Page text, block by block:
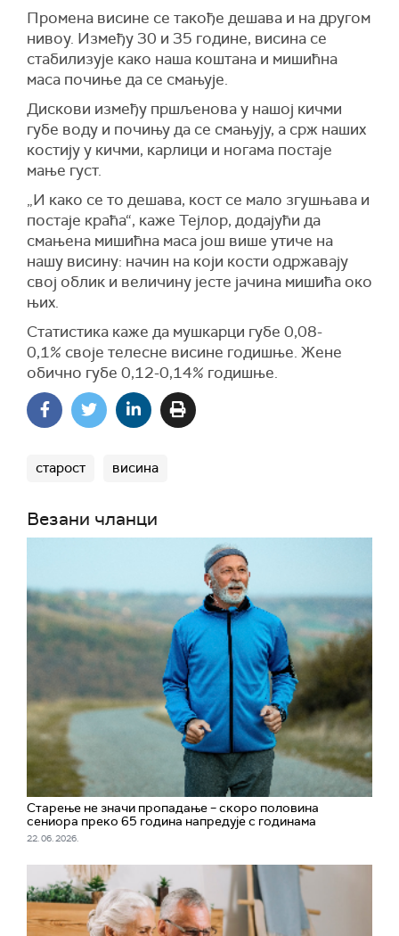
Промена висине се такође дешава и на другом
нивоу. Између 30 и 35 године, висина се
стабилизује како наша коштана и мишићна
маса почиње да се смањује.
Дискови између пршљенова у нашој кичми
губе воду и почињу да се смањују, а срж наших
костију у кичми, карлици и ногама постаје
мање густ.
„И како се то дешава, кост се мало згушњава и
постаје краћа“, каже Тејлор, додајући да
смањена мишићна маса још више утиче на
нашу висину: начин на који кости одржавају
свој облик и величину јесте јачина мишића око
њих.
Статистика каже да мушкарци губе 0,08-
0,1% своје телесне висине годишње. Жене
обично губе 0,12-0,14% годишње.
старост висина
Везани чланци
Старење не значи пропадање – скоро половина
сениора преко 65 година напредује с годинама
22. 06. 2026.